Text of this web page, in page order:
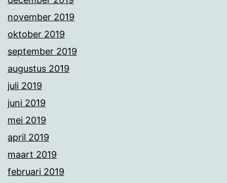
november 2019
oktober 2019
september 2019
augustus 2019
juli 2019
juni 2019
mei 2019
april 2019
maart 2019
februari 2019